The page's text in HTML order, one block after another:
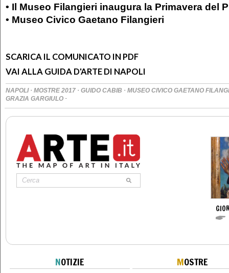
• Il Museo Filangieri inaugura la Primavera del
• Museo Civico Gaetano Filangieri
SCARICA IL COMUNICATO IN PDF
VAI ALLA GUIDA D'ARTE DI NAPOLI
NAPOLI · MOSTRE 2017 · GUIDO CABIB · MUSEO CIVICO GAETANO
GRAZIA GARGIULO ·
NOTIZIE MOSTRE